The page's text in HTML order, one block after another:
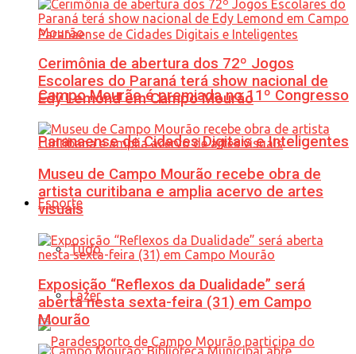
Campo Mourão é premiada no 11º Congresso
Paranaense de Cidades Digitais e Inteligentes
Esporte
Tudo
Lazer
Cerimônia de abertura dos 72º Jogos
Escolares do Paraná terá show nacional de
Edy Lemond em Campo Mourão
Museu de Campo Mourão recebe obra de
artista curitibana e amplia acervo de artes
visuais
Exposição “Reflexos da Dualidade” será
aberta nesta sexta-feira (31) em Campo
Mourão